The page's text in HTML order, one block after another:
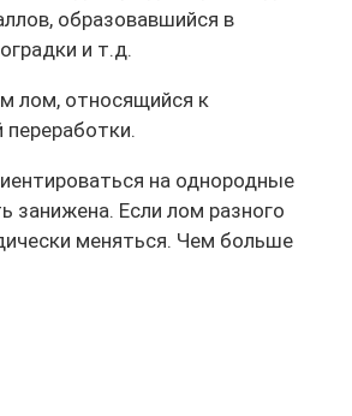
образовавшийся в
и т.д.
лом, относящийся к
переработки.
на однородные
занижена. Если лом разного
меняться. Чем больше